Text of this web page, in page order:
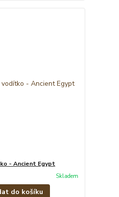
- Ancient Egypt
Skladem
do košíku